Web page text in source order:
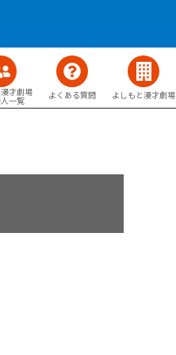
才劇場
一覧 よくある質問 よしもと漫才劇場